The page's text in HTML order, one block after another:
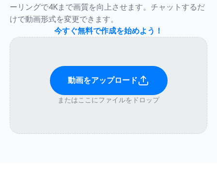
ーリングで4Kまで画質を向上させます。チャットするだ
けで動画形式を変更できます。
今すぐ無料で作成を始めよう！
動画をアップロード
またはここにファイルをドロップ